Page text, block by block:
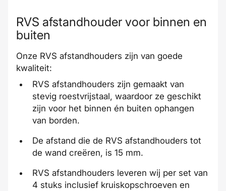
RVS afstandhouder voor binnen en
buiten
Onze RVS afstandhouders zijn van goede
kwaliteit:
RVS afstandhouders zijn gemaakt van
stevig roestvrijstaal, waardoor ze geschikt
zijn voor het binnen én buiten ophangen
van borden.
De afstand die de RVS afstandhouders tot
de wand creëren, is 15 mm.
RVS afstandhouders leveren wij per set van
4 stuks inclusief kruiskopschroeven en